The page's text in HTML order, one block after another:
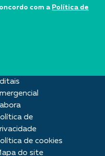
de
de cookies
do site
com a Política de